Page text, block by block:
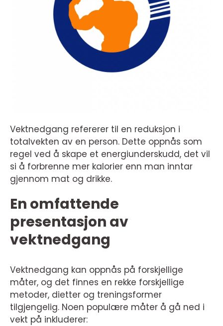
Vektnedgang refererer til en reduksjon i
totalvekten av en person. Dette oppnås som
regel ved å skape et energiunderskudd, det vil
si å forbrenne mer kalorier enn man inntar
gjennom mat og drikke.
En omfattende
presentasjon av
vektnedgang
Vektnedgang kan oppnås på forskjellige
måter, og det finnes en rekke forskjellige
metoder, dietter og treningsformer
tilgjengelig. Noen populære måter å gå ned i
vekt på inkluderer: